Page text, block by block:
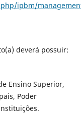
ipbm/
deverá possuir:
Ensino Superior,
Poder